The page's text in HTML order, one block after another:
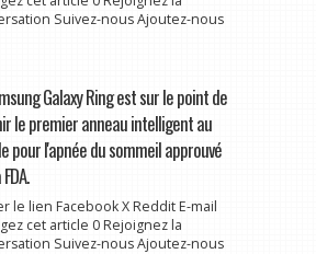
Suivez-nous Ajoutez-nous
Galaxy Ring est sur le point de
le premier anneau intelligent au
pour l'apnée du sommeil approuvé
le lien Facebook X Reddit E-mail
cet article 0 Rejoignez la
Suivez-nous Ajoutez-nous